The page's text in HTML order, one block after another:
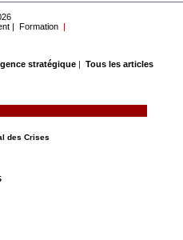
| Formation
|
stratégique | Tous les articles
des Crises